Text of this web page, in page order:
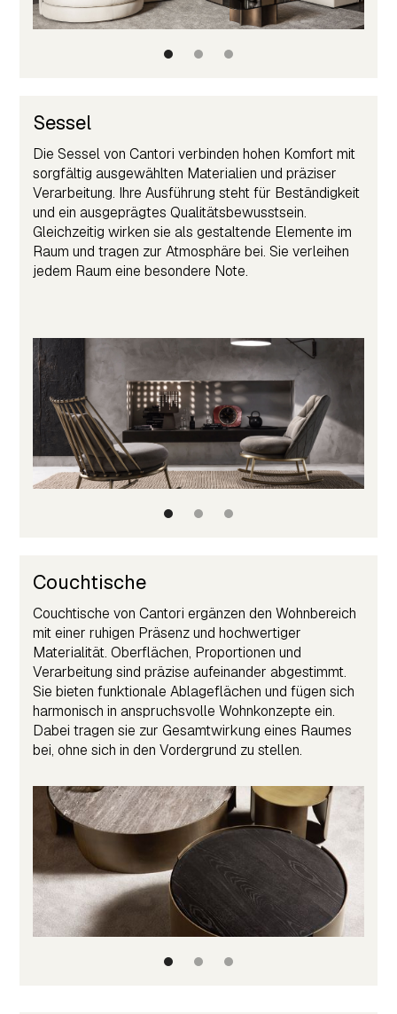
Sessel
Die Sessel von Cantori verbinden hohen Komfort mit
sorgfältig ausgewählten Materialien und präziser
Verarbeitung. Ihre Ausführung steht für Beständigkeit
und ein ausgeprägtes Qualitätsbewusstsein.
Gleichzeitig wirken sie als gestaltende Elemente im
Raum und tragen zur Atmosphäre bei. Sie verleihen
jedem Raum eine besondere Note.
Couchtische
Couchtische von Cantori ergänzen den Wohnbereich
mit einer ruhigen Präsenz und hochwertiger
Materialität. Oberflächen, Proportionen und
Verarbeitung sind präzise aufeinander abgestimmt.
Sie bieten funktionale Ablageflächen und fügen sich
harmonisch in anspruchsvolle Wohnkonzepte ein.
Dabei tragen sie zur Gesamtwirkung eines Raumes
bei, ohne sich in den Vordergrund zu stellen.